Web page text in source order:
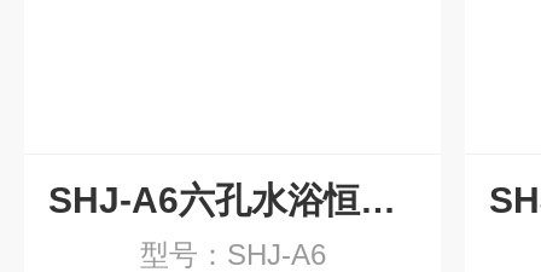
SHJ-A6六孔水浴恒温磁力搅拌器
型号：SHJ-A6